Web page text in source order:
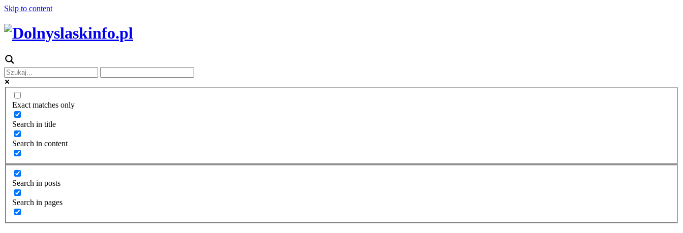
Skip to content
Exact matches only
Search in title
Search in content
Search in posts
Search in pages